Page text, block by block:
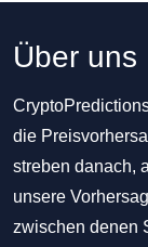
Über uns
die
streben danach,
unsere
zwischen denen